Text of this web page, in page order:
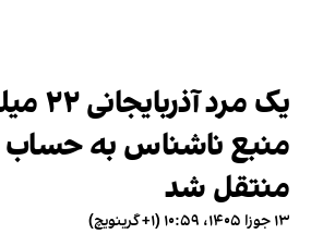
یک مرد
منبع ناشناس به حساب
منتقل شد
۱۳ جوزا ۱۴۰۵، ۱۰:۵۹ (‎+۱ گرینویچ)